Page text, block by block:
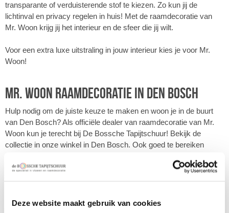
Deze website maakt gebruik van cookies
transparante of verduisterende stof te kiezen. Zo kun jij de
lichtinval en privacy regelen in huis! Met de raamdecoratie van
Mr. Woon krijg jij het interieur en de sfeer die jij wilt.
Voor een extra luxe uitstraling in jouw interieur kies je voor Mr.
Woon!
Mr. Woon raamdecoratie in Den Bosch
Hulp nodig om de juiste keuze te maken en woon je in de buurt
van Den Bosch? Als officiële dealer van raamdecoratie van Mr.
Woon kun je terecht bij De Bossche Tapijtschuur! Bekijk de
collectie in onze winkel in Den Bosch. Ook goed te bereiken
de deur en de koffie staat al klaar!
Sorteer op: Meest verkocht | Laagste prijs